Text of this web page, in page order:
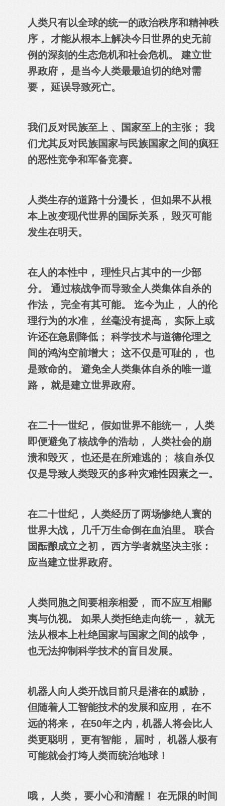
人类只有以全球的统一的政治秩序和精神秩
序， 才能从根本上解决今日世界的史无前
例的深刻的生态危机和社会危机。 建立世
界政府， 是当今人类最最迫切的绝对需
要， 延误导致死亡。
我们反对民族至上 、国家至上的主张； 我
们尤其反对民族国家与民族国家之间的疯狂
的恶性竞争和军备竞赛。
人类生存的道路十分漫长， 但如果不从根
本上改变现代世界的国际关系， 毁灭可能
发生在明天。
在人的本性中， 理性只占其中的一少部
分。 通过核战争而导致全人类集体自杀的
作法， 完全有其可能。 迄今为止， 人的伦
理行为的水准， 丝毫没有提高， 实际上或
许还在急剧降低； 科学技术与道德伦理之
间的鸿沟空前增大； 这不仅是可耻的， 也
是致命的。 避免全人类集体自杀的唯一道
路， 就是建立世界政府。
在二十一世纪， 假如世界不能统一， 人类
即便避免了核战争的浩劫， 人类社会的崩
溃和毁灭， 也还是在所难逃的； 核自杀仅
仅是导致人类毁灭的多种灾难性因素之一。
在二十世纪， 人类经历了两场惨绝人寰的
世界大战， 几千万生命倒在血泊里。 联合
国酝酿成立之初， 西方学者就坚决主张：
应当建立世界政府。
人类同胞之间要相亲相爱， 而不应互相鄙
夷与仇视。 如果人类拒绝走向统一， 就无
法从根本上杜绝国家与国家之间的战争，
也无法抑制科学技术的盲目发展。
机器人向人类开战目前只是潜在的威胁，
但随着人工智能技术的发展和应用， 在不
远的将来， 在50年之内，机器人将会比人
类更聪明， 更有智能， 届时， 机器人极有
可能就会打垮人类而统治地球！
哦， 人类， 要小心和清醒！ 在无限的时间